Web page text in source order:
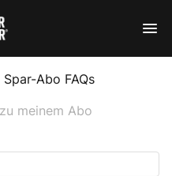
Spar-Abo FAQs
meinem Abo